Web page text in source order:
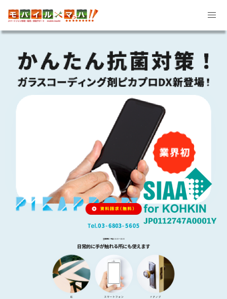
営業時間：平日 10:00～18:00
日常的に手が触れる所にも使えます